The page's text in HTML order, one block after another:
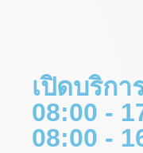
เปิดบริก
08:00 -
08:00 -